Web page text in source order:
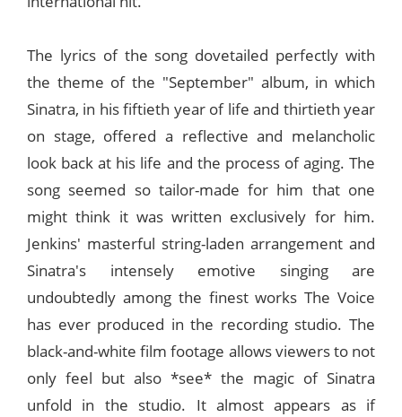
The lyrics of the song dovetailed perfectly with
the theme of the "September" album, in which
Sinatra, in his fiftieth year of life and thirtieth year
on stage, offered a reflective and melancholic
look back at his life and the process of aging. The
song seemed so tailor-made for him that one
might think it was written exclusively for him.
Jenkins' masterful string-laden arrangement and
Sinatra's intensely emotive singing are
undoubtedly among the finest works The Voice
has ever produced in the recording studio. The
black-and-white film footage allows viewers to not
only feel but also *see* the magic of Sinatra
unfold in the studio. It almost appears as if